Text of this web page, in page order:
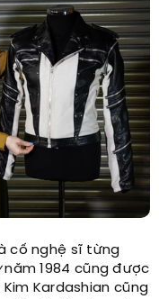
cố nghệ sĩ từng
năm 1984 cũng được
Kim Kardashian cũng